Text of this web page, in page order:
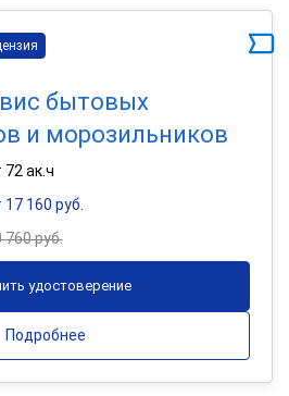
бытовых
и морозильников
72 ак.ч
17 160 руб.
760 руб.
удостоверение
Подробнее